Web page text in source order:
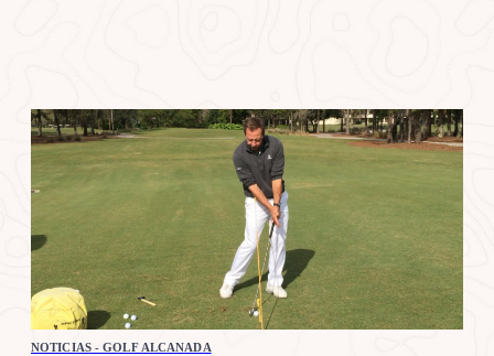
NOTICIAS - GOLF ALCANADA